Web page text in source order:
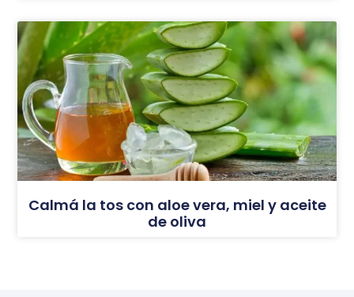
Calmá la tos con aloe vera, miel y aceite
de oliva